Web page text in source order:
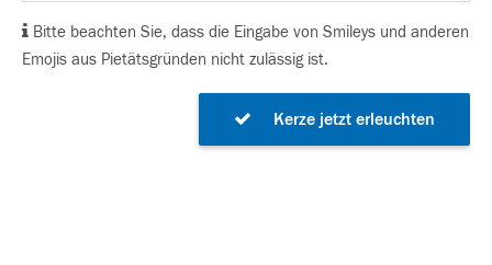
Bitte beachten Sie, dass die Eingabe von Smileys und anderen
Emojis aus Pietätsgründen nicht zulässig ist.
Kerze jetzt erleuchten